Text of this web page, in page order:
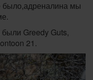
было,адреналина мы
Greedy Guts,
21.